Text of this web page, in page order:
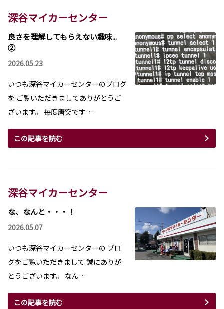
深谷マイカーセンター
良さを理解してもらえない趣味...
②
2026.05.23
いつも深谷マイカーセンターのブログ
を ご覧いただきましてありがとうご
ざいます。 毎度唐突です…
この記事を読む
深谷マイカーセンター
な、なんと・・・！
2026.05.07
いつも深谷マイカーセンターの ブロ
グをご覧いただきまして 誠にありが
とうございます。 なん…
この記事を読む